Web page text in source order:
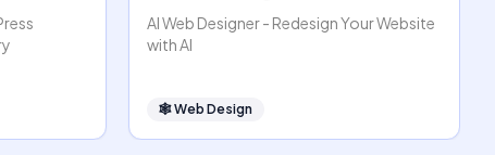
AI Web Designer - Redesign Your Website
with AI
🕸Web Design